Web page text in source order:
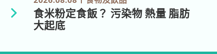
食米粉定食飯？ 污染物 熱量 脂肪
大起底